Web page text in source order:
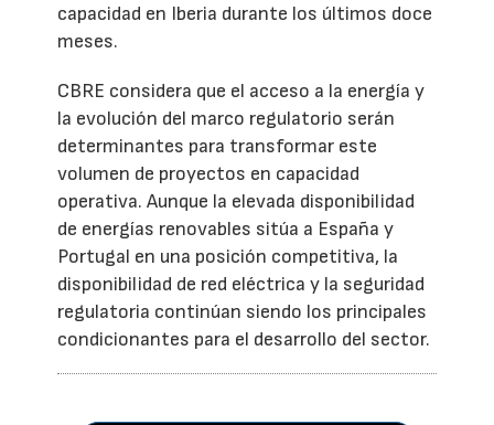
capacidad en Iberia durante los últimos doce
meses.
CBRE considera que el acceso a la energía y
la evolución del marco regulatorio serán
determinantes para transformar este
volumen de proyectos en capacidad
operativa. Aunque la elevada disponibilidad
de energías renovables sitúa a España y
Portugal en una posición competitiva, la
disponibilidad de red eléctrica y la seguridad
regulatoria continúan siendo los principales
condicionantes para el desarrollo del sector.